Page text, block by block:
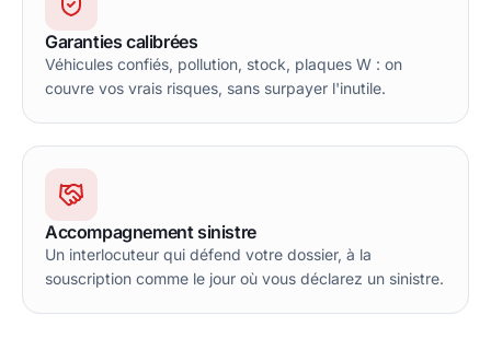
Garanties calibrées
Véhicules confiés, pollution, stock, plaques W : on
couvre vos vrais risques, sans surpayer l'inutile.
Accompagnement sinistre
Un interlocuteur qui défend votre dossier, à la
souscription comme le jour où vous déclarez un sinistre.